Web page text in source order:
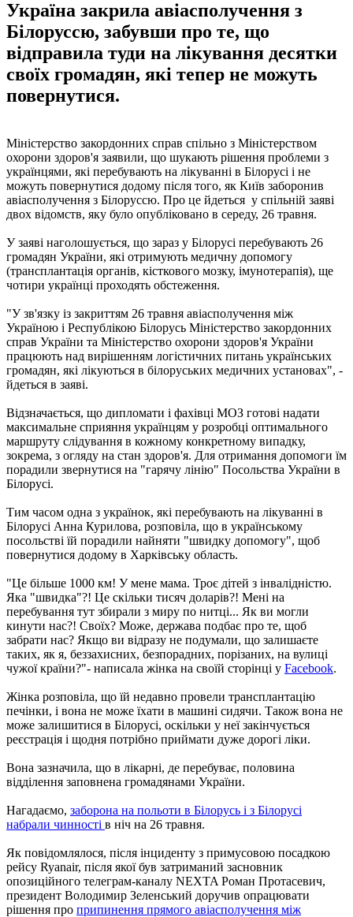
Україна закрила авіасполучення з
Білоруссю, забувши про те, що
відправила туди на лікування десятки
своїх громадян, які тепер не можуть
повернутися.
Міністерство закордонних справ спільно з Міністерством
охорони здоров'я заявили, що шукають рішення проблеми з
українцями, які перебувають на лікуванні в Білорусі і не
можуть повернутися додому після того, як Київ заборонив
авіасполучення з Білоруссю. Про це йдеться у спільній заяві
двох відомств, яку було опубліковано в середу, 26 травня.
У заяві наголошується, що зараз у Білорусі перебувають 26
громадян України, які отримують медичну допомогу
(трансплантація органів, кісткового мозку, імунотерапія), ще
чотири українці проходять обстеження.
"У зв'язку із закриттям 26 травня авіасполучення між
Україною і Республікою Білорусь Міністерство закордонних
справ України та Міністерство охорони здоров'я України
працюють над вирішенням логістичних питань українських
громадян, які лікуються в білоруських медичних установах", -
йдеться в заяві.
Відзначається, що дипломати і фахівці МОЗ готові надати
максимальне сприяння українцям у розробці оптимального
маршруту слідування в кожному конкретному випадку,
зокрема, з огляду на стан здоров'я. Для отримання допомоги їм
порадили звернутися на "гарячу лінію" Посольства України в
Білорусі.
Тим часом одна з українок, які перебувають на лікуванні в
Білорусі Анна Курилова, розповіла, що в українському
посольстві їй порадили найняти "швидку допомогу", щоб
повернутися додому в Харківську область.
"Це більше 1000 км! У мене мама. Троє дітей з інвалідністю.
Яка "швидка"?! Це скільки тисяч доларів?! Мені на
перебування тут збирали з миру по нитці... Як ви могли
кинути нас?! Своїх? Може, держава подбає про те, щоб
забрати нас? Якщо ви відразу не подумали, що залишаєте
таких, як я, беззахисних, безпорадних, порізаних, на вулиці
чужої країни?"- написала жінка на своїй сторінці у Facebook.
Жінка розповіла, що їй недавно провели трансплантацію
печінки, і вона не може їхати в машині сидячи. Також вона не
може залишитися в Білорусі, оскільки у неї закінчується
реєстрація і щодня потрібно приймати дуже дорогі ліки.
Вона зазначила, що в лікарні, де перебуває, половина
відділення заповнена громадянами України.
Нагадаємо, заборона на польоти в Білорусь і з Білорусі
набрали чинності в ніч на 26 травня.
Як повідомлялося, після інциденту з примусовою посадкою
рейсу Ryanair, після якої був затриманий засновник
опозиційного телеграм-каналу NEXTA Роман Протасевич,
президент Володимир Зеленський доручив опрацювати
рішення про припинення прямого авіасполучення між